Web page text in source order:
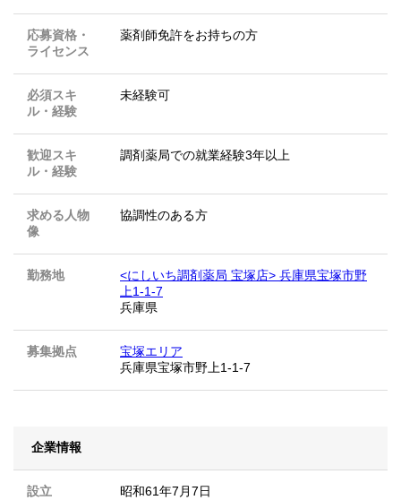
応募資格・
ライセンス
薬剤師免許をお持ちの方
必須スキ
ル・経験
未経験可
歓迎スキ
ル・経験
調剤薬局での就業経験3年以上
求める人物
像
協調性のある方
勤務地
<にしいち調剤薬局 宝塚店> 兵庫県宝塚市野
上1-1-7
兵庫県
募集拠点
宝塚エリア
兵庫県宝塚市野上1-1-7
企業情報
設立 昭和61年7月7日